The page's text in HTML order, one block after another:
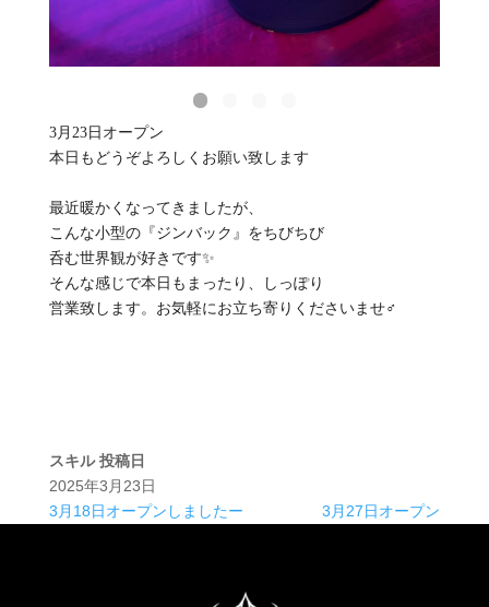
3月23日オープン
本日もどうぞよろしくお願い致します
最近暖かくなってきましたが、
こんな小型の『ジンバック』をちびちび
呑む世界観が好きです✨
そんな感じで本日もまったり、しっぽり
営業致します。お気軽にお立ち寄りくださいませ‍♂️
スキル 投稿日
2025年3月23日
3月18日オープンしましたー
3月27日オープン